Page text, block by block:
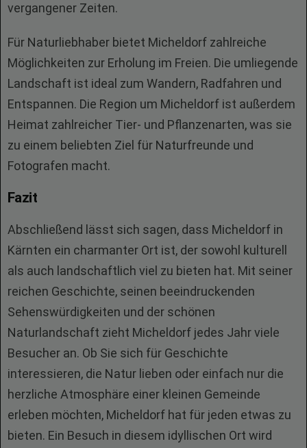
vergangener Zeiten.
Für Naturliebhaber bietet Micheldorf zahlreiche
Möglichkeiten zur Erholung im Freien. Die umliegende
Landschaft ist ideal zum Wandern, Radfahren und
Entspannen. Die Region um Micheldorf ist außerdem
Heimat zahlreicher Tier- und Pflanzenarten, was sie
zu einem beliebten Ziel für Naturfreunde und
Fotografen macht.
Fazit
Abschließend lässt sich sagen, dass Micheldorf in
Kärnten ein charmanter Ort ist, der sowohl kulturell
als auch landschaftlich viel zu bieten hat. Mit seiner
reichen Geschichte, seinen beeindruckenden
Sehenswürdigkeiten und der schönen
Naturlandschaft zieht Micheldorf jedes Jahr viele
Besucher an. Ob Sie sich für Geschichte
interessieren, die Natur lieben oder einfach nur die
herzliche Atmosphäre einer kleinen Gemeinde
erleben möchten, Micheldorf hat für jeden etwas zu
bieten. Ein Besuch in diesem idyllischen Ort wird